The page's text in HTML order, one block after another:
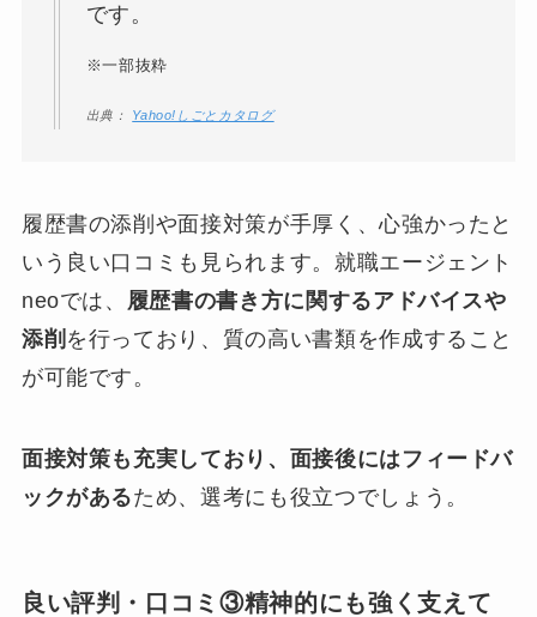
です。
※一部抜粋
出典： Yahoo!しごとカタログ
履歴書の添削や面接対策が手厚く、心強かったと
いう良い口コミも見られます。就職エージェント
neoでは、
履歴書の書き方に関するアドバイスや
添削 を行っており、質の高い書類を作成すること
が可能です。
面接対策も充実しており、面接後にはフィードバ
ックがあるため、選考にも役立つでしょう。
良い評判・口コミ③精神的にも強く支えて